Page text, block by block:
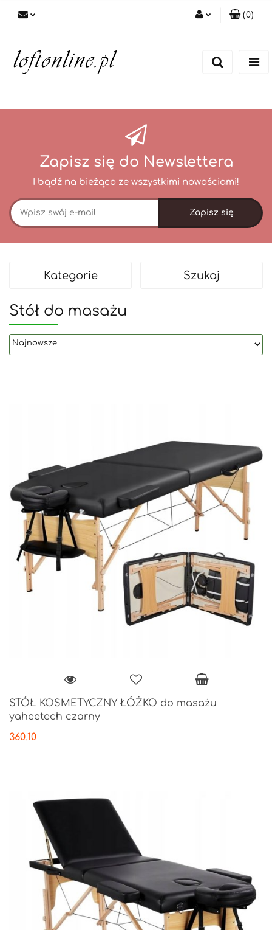
(0)
Zapisz się do Newslettera
I bądź na bieżąco ze wszystkimi nowościami!
Kategorie Szukaj
Stół do masażu
STÓŁ KOSMETYCZNY ŁÓŻKO do masażu
yaheetech czarny
360.10